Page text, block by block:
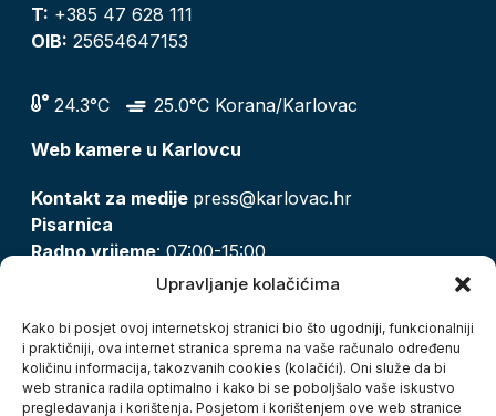
Upravljanje kolačićima
Kako bi posjet ovoj internetskoj stranici bio što ugodniji, funkcionalniji
i praktičniji, ova internet stranica sprema na vaše računalo određenu
količinu informacija, takozvanih cookies (kolačići). Oni služe da bi
web stranica radila optimalno i kako bi se poboljšalo vaše iskustvo
pregledavanja i korištenja. Posjetom i korištenjem ove web stranice
T: +385 47 628 111
OIB: 25654647153
24.3°C
25.0°C Korana/Karlovac
Web kamere u Karlovcu
Kontakt za medije press@karlovac.hr
Pisarnica
Radno vrijeme: 07:00-15:00
pisarnica@karlovac.hr
Zaštita osobnih podataka